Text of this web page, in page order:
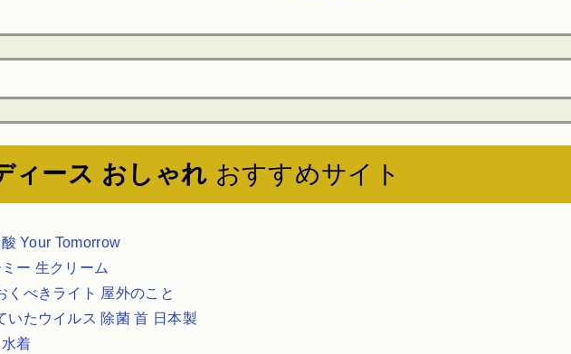
ィース おしゃれ おすすめサイト
Your Tomorrow
ー 生クリーム
くべきライト 屋外のこと
いたウイルス 除菌 首 日本製
着